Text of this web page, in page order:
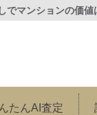
マンションの価
たんAI査定